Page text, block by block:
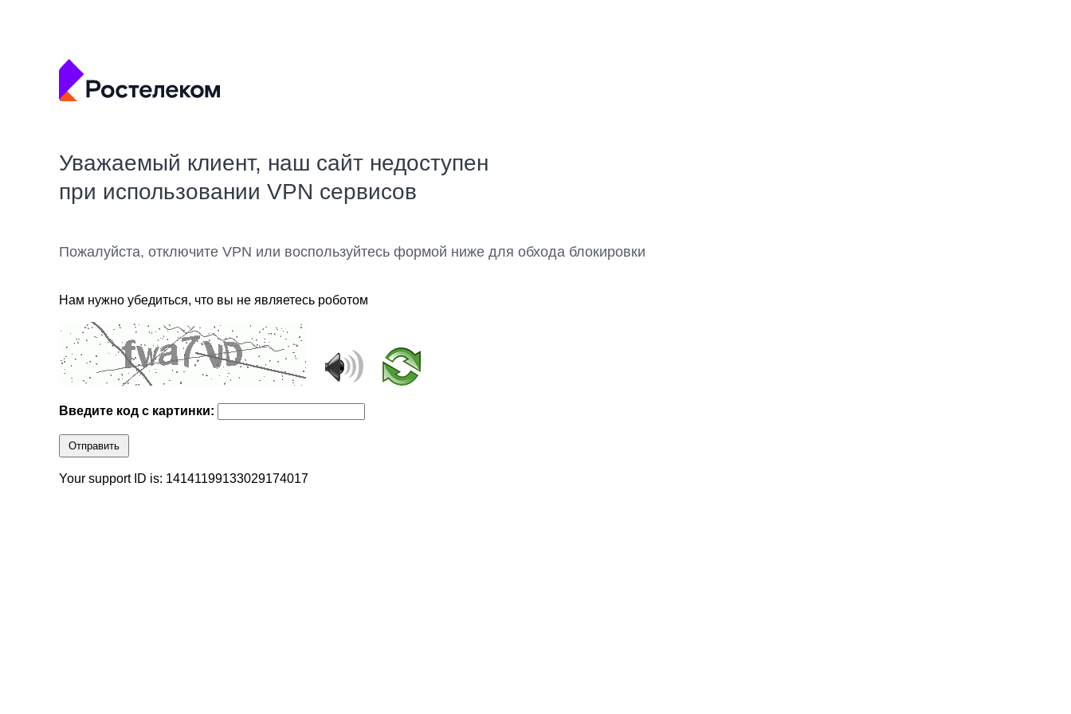
Уважаемый клиент, наш сайт недоступен
при использовании VPN сервисов
Пожалуйста, отключите VPN или воспользуйтесь формой ниже для обхода блокировки
Нам нужно убедиться, что вы не являетесь роботом
Введите код с картинки:
Отправить
Your support ID is: 14141199133029174017